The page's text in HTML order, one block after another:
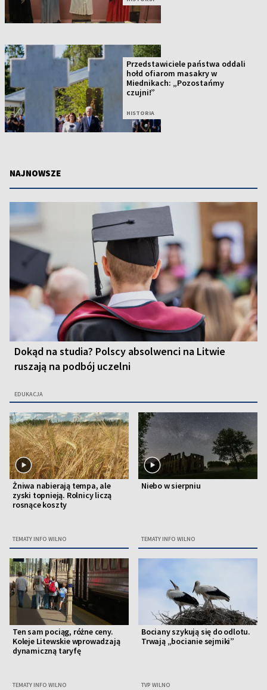
Przedstawiciele państwa oddali
hołd ofiarom masakry w
Miednikach: „Pozostańmy
czujni!”
HISTORIA
NAJNOWSZE
Dokąd na studia? Polscy absolwenci na Litwie
ruszają na podbój uczelni
EDUKACJA
Żniwa nabierają tempa, ale
zyski topnieją. Rolnicy liczą
rosnące koszty
TEMATY INFO WILNO
Niebo w sierpniu
TEMATY INFO WILNO
Ten sam pociąg, różne ceny.
Koleje Litewskie wprowadzają
dynamiczną taryfę
TEMATY INFO WILNO
Bociany szykują się do odlotu.
Trwają „bocianie sejmiki”
TVP WILNO